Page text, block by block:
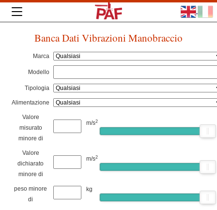
Banca Dati Vibrazioni Manobraccio
Marca
Modello
Tipologia
Alimentazione
Valore
misurato
minore di
m/s2
Valore
dichiarato
minore di
m/s2
peso minore
di
kg